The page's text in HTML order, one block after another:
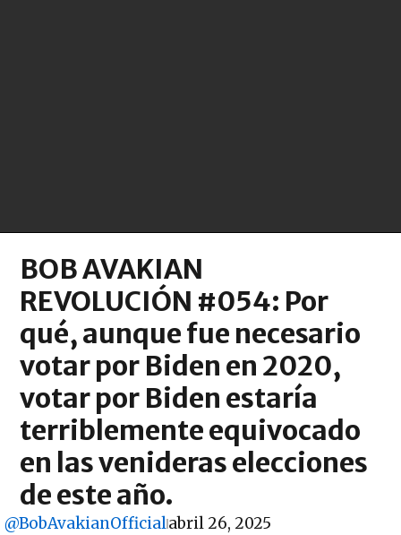
BOB AVAKIAN
REVOLUCIÓN #054: Por
qué, aunque fue necesario
votar por Biden en 2020,
votar por Biden estaría
terriblemente equivocado
en las venideras elecciones
de este año.
@BobAvakianOfficialabril 26, 2025